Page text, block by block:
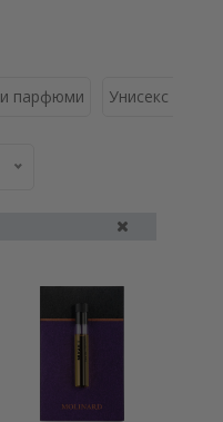
парфюми Унисекс